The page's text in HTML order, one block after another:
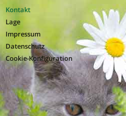
Kontakt
Lage
Impressum
Datenschutz
Cookie-Konfiguration